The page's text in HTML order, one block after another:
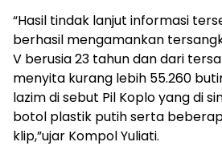
“Hasil tindak lanjut informasi
berhasil mengamankan
V berusia 23 tahun dan dari
menyita kurang lebih 55.260
lazim di sebut Pil Koplo yang di
botol plastik putih serta
klip,”ujar Kompol Yuliati.